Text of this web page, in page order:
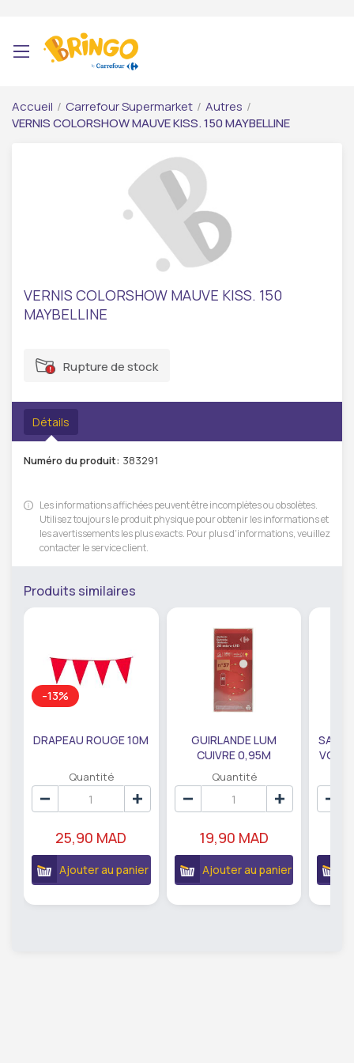
Accueil / Carrefour Supermarket / Autres /
VERNIS COLORSHOW MAUVE KISS. 150 MAYBELLINE
VERNIS COLORSHOW MAUVE KISS. 150
MAYBELLINE
Rupture de stock
Détails
Numéro du produit: 383291
Les informations affichées peuvent être incomplètes ou obsolètes.
Utilisez toujours le produit physique pour obtenir les informations et
les avertissements les plus exacts. Pour plus d'informations, veuillez
contacter le service client.
Produits similaires
-13%
DRAPEAU ROUGE 10M
Quantité
25,90 MAD
Ajouter au panier
GUIRLANDE LUM
CUIVRE 0,95M
DE79207
Quantité
19,90 MAD
Ajouter au panier